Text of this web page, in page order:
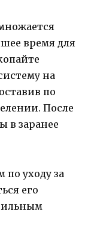
время для
на
по
После
в заранее
уходу за
его